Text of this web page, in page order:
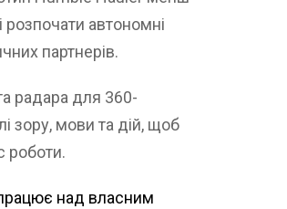
розпочати автономні
партнерів.
радара для 360-
зору, мови та дій, щоб
роботи.
над власним